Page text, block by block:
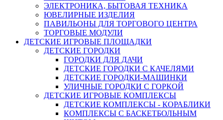
ЭЛЕКТРОНИКА, БЫТОВАЯ ТЕХНИКА
ЮВЕЛИРНЫЕ ИЗДЕЛИЯ
ПАВИЛЬОНЫ ДЛЯ ТОРГОВОГО ЦЕНТРА
ТОРГОВЫЕ МОДУЛИ
ДЕТСКИЕ ИГРОВЫЕ ПЛОЩАДКИ
ДЕТСКИЕ ГОРОДКИ
ГОРОДКИ ДЛЯ ДАЧИ
ДЕТСКИЕ ГОРОДКИ С КАЧЕЛЯМИ
ДЕТСКИЕ ГОРОДКИ-МАШИНКИ
УЛИЧНЫЕ ГОРОДКИ С ГОРКОЙ
ДЕТСКИЕ ИГРОВЫЕ КОМПЛЕКСЫ
ДЕТСКИЕ КОМПЛЕКСЫ - КОРАБЛИКИ
КОМПЛЕКСЫ С БАСКЕТБОЛЬНЫМ